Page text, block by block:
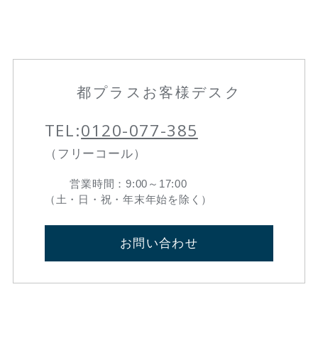
都プラスお客様デスク
TEL:0120-077-385
（フリーコール）
営業時間：9:00～17:00
（土・日・祝・年末年始を除く）
お問い合わせ